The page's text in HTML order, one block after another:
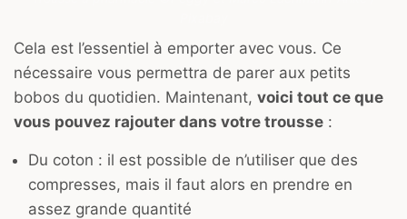
Cela est l’essentiel à emporter avec vous. Ce
nécessaire vous permettra de parer aux petits
bobos du quotidien. Maintenant, voici tout ce que
vous pouvez rajouter dans votre trousse :
Du coton : il est possible de n’utiliser que des
compresses, mais il faut alors en prendre en
assez grande quantité